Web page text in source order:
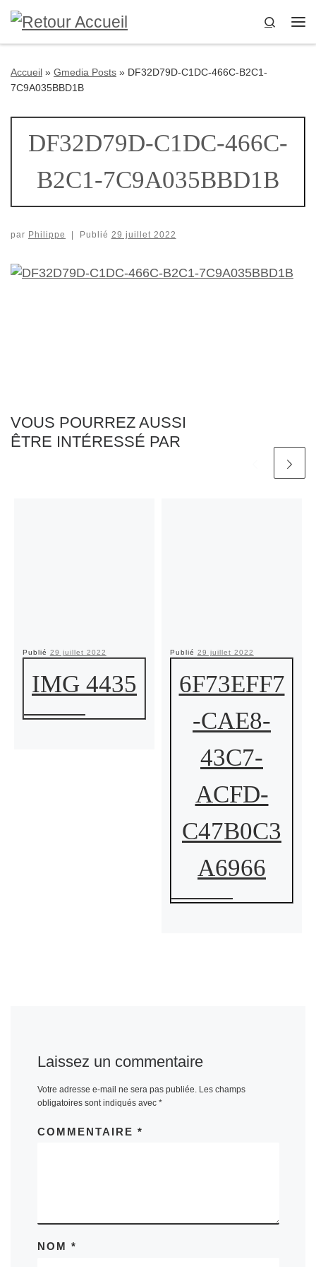
Passer au contenu
Search
Accueil » Gmedia Posts » DF32D79D-C1DC-466C-B2C1-
7C9A035BBD1B
DF32D79D-C1DC-466C-
B2C1-7C9A035BBD1B
par Philippe Publié 29 juillet 2022
VOUS POURREZ AUSSI
ÊTRE INTÉRESSÉ PAR
Publié 29 juillet 2022
IMG 4435
Publié 29 juillet 2022
6F73EFF7
-CAE8-
43C7-
ACFD-
C47B0C3
A6966
Laissez un commentaire
Votre adresse e-mail ne sera pas publiée. Les champs
obligatoires sont indiqués avec *
COMMENTAIRE *
NOM *